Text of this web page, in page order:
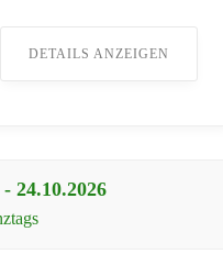
Pferdeführerschein Reiten
Übernachtungsmöglichkeiten
für Teilnehmer stehen zur
DETAILS ANZEIGEN
- 24.10.2026